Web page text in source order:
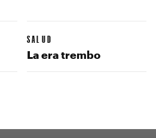
SALUD
La era trembo